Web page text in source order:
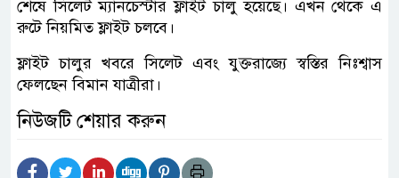
শেষে সিলেট ম্যানচেস্টার ফ্লাইট চালু হয়েছে। এখন থেকে এ
রুটে নিয়মিত ফ্লাইট চলবে।
ফ্লাইট চালুর খবরে সিলেট এবং যুক্তরাজ্যে স্বস্তির নিঃশ্বাস
ফেলছেন বিমান যাত্রীরা।
নিউজটি শেয়ার করুন